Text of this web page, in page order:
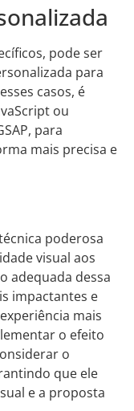
pode ser
para
casos, é
ou
para
mais precisa e
poderosa
visual aos
adequada dessa
impactantes e
mais
o efeito
o
que ele
e a proposta